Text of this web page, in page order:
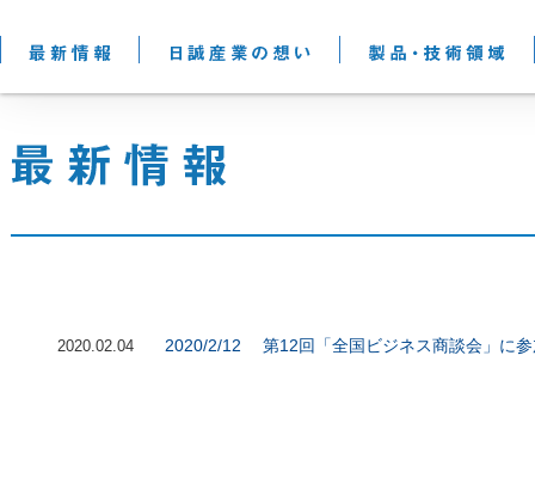
2020.02.04 2020/2/12 第12回「全国ビジネス商談会」に参